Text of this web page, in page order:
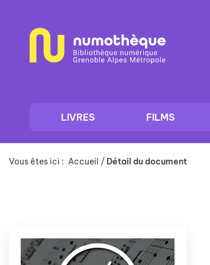
contenu
LIVRES FILMS
Vous êtes ici : Accueil / Détail du document